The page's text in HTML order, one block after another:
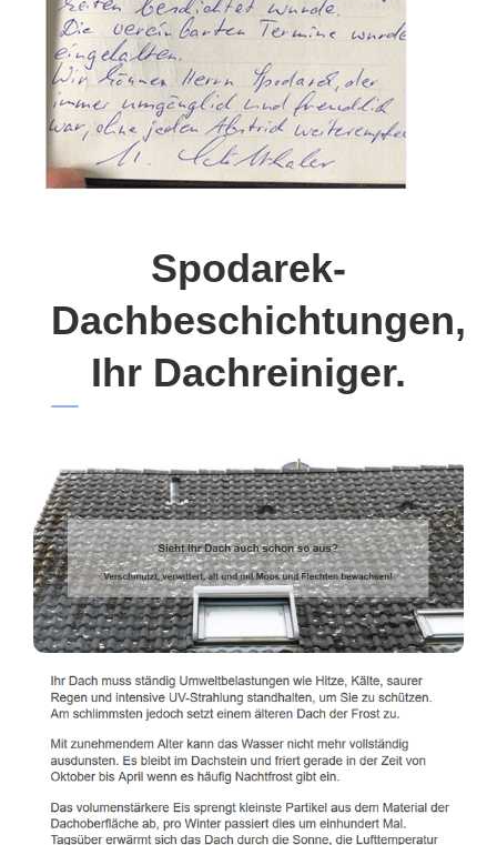
Spodarek-
Dachbeschichtungen,
Ihr Dachreiniger.